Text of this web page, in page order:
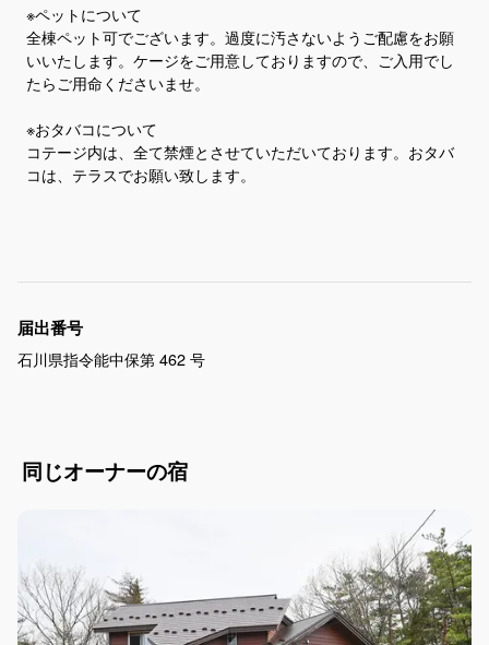
※ペットについて
全棟ペット可でございます。過度に汚さないようご配慮をお願
いいたします。ケージをご用意しておりますので、ご入用でし
たらご用命くださいませ。
※おタバコについて
コテージ内は、全て禁煙とさせていただいております。おタバ
届出番号
石川県指令能中保第 462 号
同じオーナーの宿